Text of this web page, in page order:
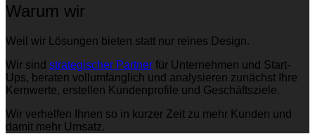
Warum wir
Weil wir Lösungen bieten statt nur reines Design.
Wir sind strategischer Partner für Unternehmen und Start-
Ups, beraten vollumfänglich und analysieren zunächst Ihre
Kernwerte, erstellen Kundenprofile und Geschäftsziele.
Wir verhelfen Ihnen so in kurzer Zeit zu mehr Kunden und
damit mehr Umsatz.